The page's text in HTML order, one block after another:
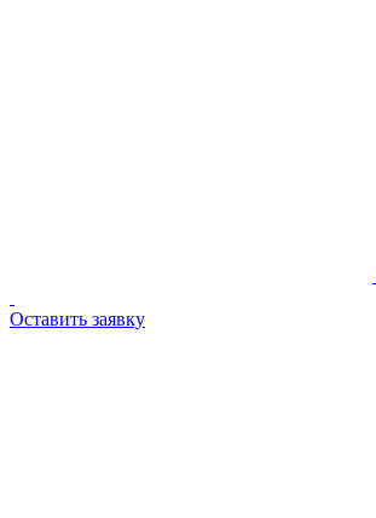
Оставить заявку